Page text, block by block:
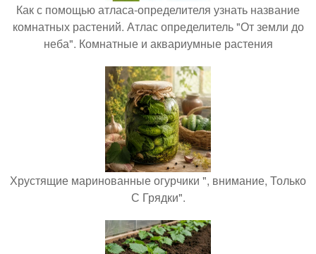
Как с помощью атласа-определителя узнать название
комнатных растений. Атлас определитель "От земли до
неба". Комнатные и аквариумные растения
Хрустящие маринованные огурчики ", внимание, Только
С Грядки".